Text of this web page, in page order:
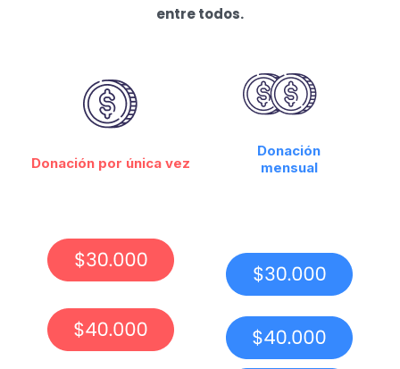
entre todos.
Donación por única vez
Donación
mensual